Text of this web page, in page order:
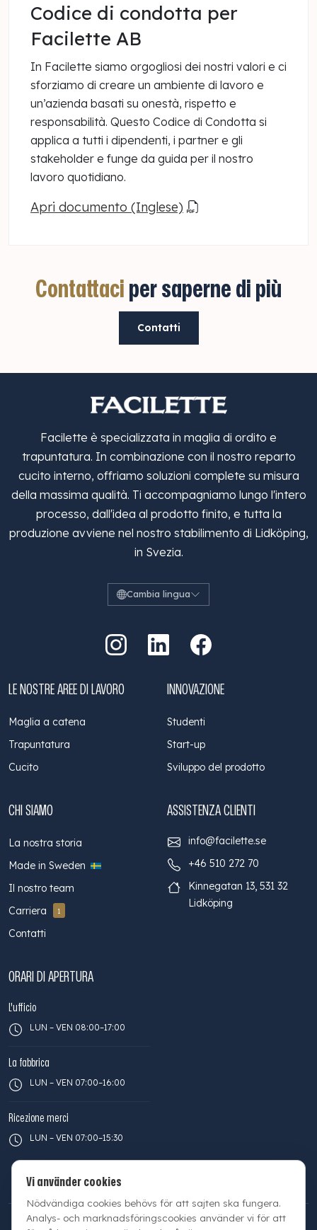
Codice di condotta per
Facilette AB
In Facilette siamo orgogliosi dei nostri valori e ci
sforziamo di creare un ambiente di lavoro e
un’azienda basati su onestà, rispetto e
responsabilità. Questo Codice di Condotta si
applica a tutti i dipendenti, i partner e gli
stakeholder e funge da guida per il nostro
lavoro quotidiano.
Apri documento (Inglese)
Contattaci per saperne di più
Contatti
Facilette è specializzata in maglia di ordito e
trapuntatura. In combinazione con il nostro reparto
cucito interno, offriamo soluzioni complete su misura
della massima qualità. Ti accompagniamo lungo l'intero
processo, dall'idea al prodotto finito, e tutta la
produzione avviene nel nostro stabilimento di Lidköping,
in Svezia.
Cambia lingua
Vai a Instagram
Vai a LinkedInVai a Facebook
LE NOSTRE AREE DI LAVORO
Maglia a catena
Trapuntatura
Cucito
INNOVAZIONE
Studenti
Start-up
Sviluppo del prodotto
CHI SIAMO
La nostra storia
Made in Sweden
Il nostro team
Carriera
1
Contatti
ASSISTENZA CLIENTI
info@facilette.se
+46 510 272 70
Kinnegatan 13, 531 32
Lidköping
ORARI DI APERTURA
L'ufficio
LUN – VEN 08:00–17:00
La fabbrica
LUN – VEN 07:00–16:00
Ricezione merci
LUN – VEN 07:00–15:30
© 2026 Facilette AB | Org.nr 556316-2014 |Informativa sulla
Vi använder cookies
Nödvändiga cookies behövs för att sajten ska fungera.
Analys- och marknadsföringscookies använder vi för att